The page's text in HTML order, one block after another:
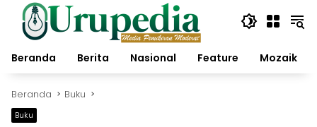
Langsung
konten
Beranda
Berita Nasional Feature Mozaik
Beranda Buku
Buku